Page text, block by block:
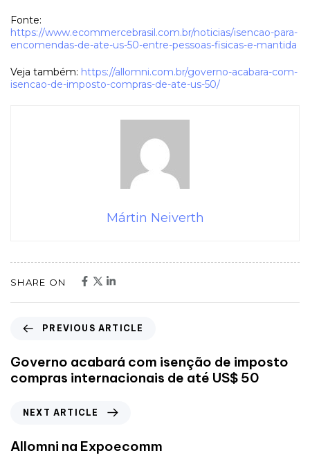
Fonte:
https://www.ecommercebrasil.com.br/noticias/isencao-para-
encomendas-de-ate-us-50-entre-pessoas-fisicas-e-mantida
Veja também: https://allomni.com.br/governo-acabara-com-
isencao-de-imposto-compras-de-ate-us-50/
Mártin Neiverth
SHARE ON
PREVIOUS ARTICLE
Governo acabará com isenção de imposto
compras internacionais de até US$ 50
NEXT ARTICLE
Allomni na Expoecomm